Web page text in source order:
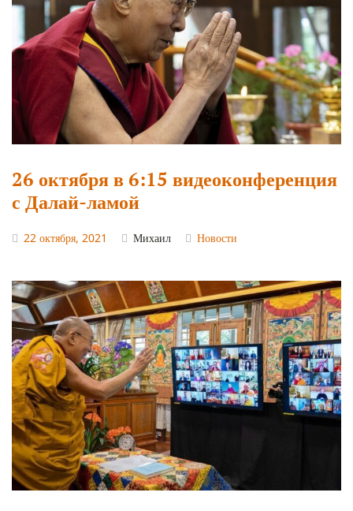
26 октября в 6:15 видеоконференция
с Далай-ламой
22 октября, 2021 Михаил Новости